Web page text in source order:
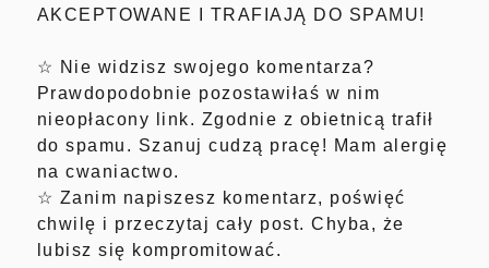
AKCEPTOWANE I TRAFIAJĄ DO SPAMU!
☆ Nie widzisz swojego komentarza?
Prawdopodobnie pozostawiłaś w nim
nieopłacony link. Zgodnie z obietnicą trafił
do spamu. Szanuj cudzą pracę! Mam alergię
na cwaniactwo.
☆ Zanim napiszesz komentarz, poświęć
chwilę i przeczytaj cały post. Chyba, że
lubisz się kompromitować.